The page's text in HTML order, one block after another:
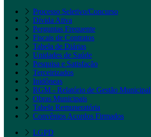
Processo Seletivo/Concurso
Dívida Ativa
Perguntas Frequente
Fiscais de Contratos
Tabela de Diárias
Unidades de Saúde
Pesquisa e Satisfação
Terceirizados
Inidôneas
RGM - Relatório de Gestão Municipal
Obras Municipais
Tabela Remuneratória
Convênios Acordos Firmados
LGPD